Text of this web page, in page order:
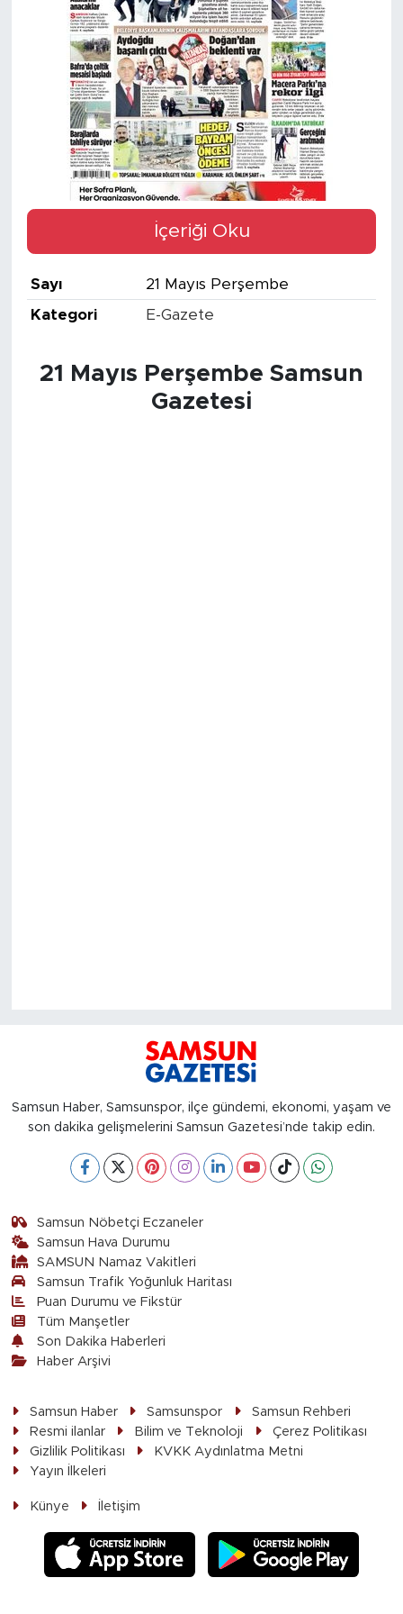
İçeriği Oku
Sayı
21 Mayıs Perşembe
Kategori
E-Gazete
21 Mayıs Perşembe Samsun
Gazetesi
Samsun Haber, Samsunspor, ilçe gündemi, ekonomi, yaşam ve
son dakika gelişmelerini Samsun Gazetesi’nde takip edin.
Samsun Nöbetçi Eczaneler
Samsun Hava Durumu
SAMSUN Namaz Vakitleri
Samsun Trafik Yoğunluk Haritası
Puan Durumu ve Fikstür
Tüm Manşetler
Son Dakika Haberleri
Haber Arşivi
Samsun Haber Samsunspor
Samsun Rehberi
Resmi ilanlar
Bilim ve Teknoloji
Çerez Politikası
Gizlilik Politikası
KVKK Aydınlatma Metni
Yayın İlkeleri
Künye İletişim